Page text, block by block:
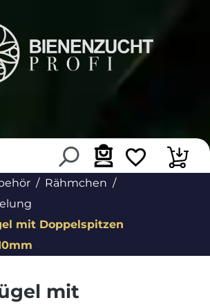
Rähmchen
mit Doppelspitzen
mit